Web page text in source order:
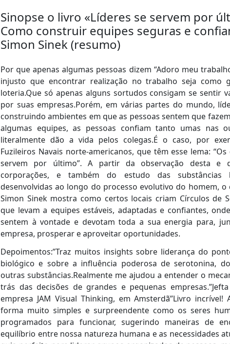
Sinopse o livro «Líderes se servem por
Como construir equipes seguras e
Simon Sinek (resumo)
Por que apenas algumas pessoas dizem “Adoro meu
injusto que encontrar realização no trabalho seja como
loteria.Que só apenas alguns sortudos consigam se sentir
por suas empresas.Porém, em várias partes do mundo,
construindo ambientes em que as pessoas sentem que
algumas equipes, as pessoas confiam tanto umas nas
literalmente dão a vida pelos colegas.É o caso, por
Fuzileiros Navais norte-americanos, que têm esse lema:
servem por último”. A partir da observação desta e
corporações, e também do estudo das substâncias
desenvolvidas ao longo do processo evolutivo do homem,
Simon Sinek mostra como certos locais criam Círculos de
que levam a equipes estáveis, adaptadas e confiantes,
sentem à vontade e devotam toda a sua energia para,
empresa, prosperar e aproveitar oportunidades.
Depoimentos:”Traz muitos insights sobre liderança do
biológico e sobre a influência poderosa de serotonina,
outras substâncias.Realmente me ajudou a entender o
trás das decisões de grandes e pequenas
empresa JAM Visual Thinking, em Amsterdã”Livro incrível!
forma muito simples e surpreendente como os seres
programados para funcionar, sugerindo maneiras de
equilíbrio entre nossa natureza humana e as necessidades